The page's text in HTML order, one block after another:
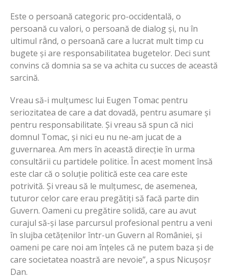
Este o persoană categoric pro-occidentală, o
persoană cu valori, o persoană de dialog și, nu în
ultimul rând, o persoană care a lucrat mult timp cu
bugete și are responsabilitatea bugetelor. Deci sunt
convins că domnia sa se va achita cu succes de această
sarcină.
Vreau să-i mulțumesc lui Eugen Tomac pentru
seriozitatea de care a dat dovadă, pentru asumare și
pentru responsabilitate. Și vreau să spun că nici
domnul Tomac, și nici eu nu ne-am jucat de a
guvernarea. Am mers în această direcție în urma
consultării cu partidele politice. În acest moment însă
este clar că o soluție politică este cea care este
potrivită. Și vreau să le mulțumesc, de asemenea,
tuturor celor care erau pregătiți să facă parte din
Guvern. Oameni cu pregătire solidă, care au avut
curajul să-și lase parcursul profesional pentru a veni
în slujba cetățenilor într-un Guvern al României, și
oameni pe care noi am înțeles că ne putem baza și de
care societatea noastră are nevoie”, a spus Nicușoșr
Dan.